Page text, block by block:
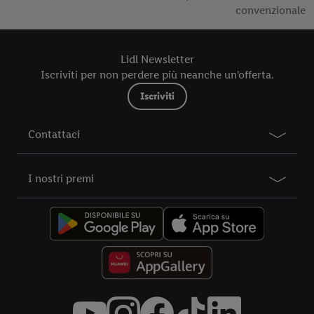
convenzionale
Lidl Newsletter
Iscriviti per non perdere più neanche un'offerta.
Iscriviti
Contattaci
I nostri premi